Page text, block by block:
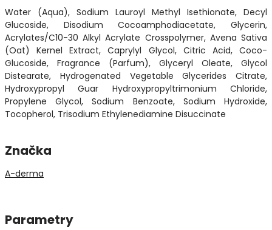
Water (Aqua), Sodium Lauroyl Methyl Isethionate, Decyl
Glucoside, Disodium Cocoamphodiacetate, Glycerin,
Acrylates/C10-30 Alkyl Acrylate Crosspolymer, Avena Sativa
(Oat) Kernel Extract, Caprylyl Glycol, Citric Acid, Coco-
Glucoside, Fragrance (Parfum), Glyceryl Oleate, Glycol
Distearate, Hydrogenated Vegetable Glycerides Citrate,
Hydroxypropyl Guar Hydroxypropyltrimonium Chloride,
Propylene Glycol, Sodium Benzoate, Sodium Hydroxide,
Tocopherol, Trisodium Ethylenediamine Disuccinate
Značka
A-derma
Parametry